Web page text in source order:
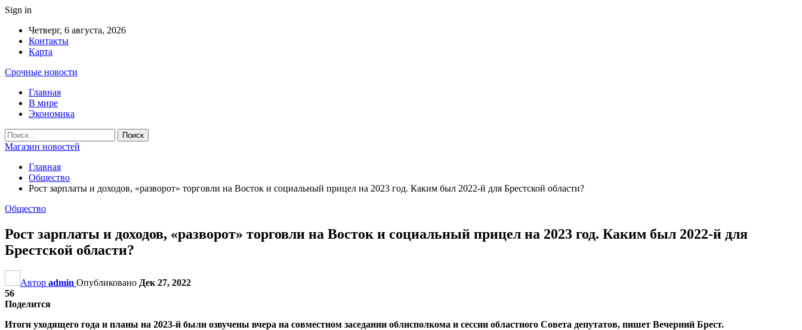
Sign in
Четверг, 6 августа, 2026
Контакты
Карта
Срочные новости
Главная
В мире
Экономика
Магазин новостей
Главная
Общество
Рост зарплаты и доходов, «разворот» торговли на Восток и социальный прицел на 2023 год. Каким был 2022-й для Брестской области?
Общество
Рост зарплаты и доходов, «разворот» торговли на Восток и социальный прицел на 2023 год. Каким был 2022-й для
Брестской области?
Автор admin Опубликовано Дек 27, 2022
56
Поделится
Итоги уходящего года и планы на 2023-й были озвучены вчера на совместном заседании облисполкома и сессии областного Совета депутатов, пишет Вечерний Брест.